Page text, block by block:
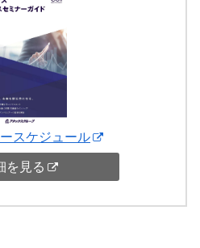
スケジュール
を見る